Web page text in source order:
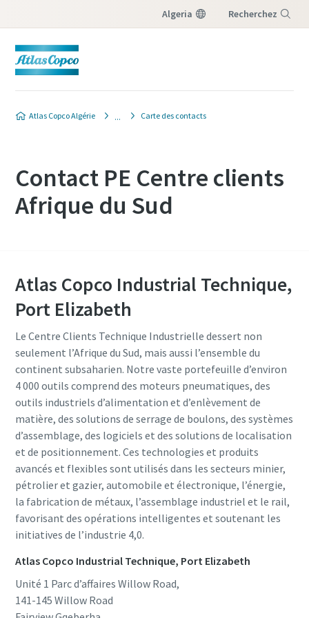
Algeria Recherchez
Atlas Copco Algérie Carte des contacts
Contact PE Centre clients
Afrique du Sud
Atlas Copco Industrial Technique,
Port Elizabeth
Le Centre Clients Technique Industrielle dessert non
seulement l’Afrique du Sud, mais aussi l’ensemble du
continent subsaharien. Notre vaste portefeuille d’environ
4 000 outils comprend des moteurs pneumatiques, des
outils industriels d’alimentation et d’enlèvement de
matière, des solutions de serrage de boulons, des systèmes
d’assemblage, des logiciels et des solutions de localisation
et de positionnement. Ces technologies et produits
avancés et flexibles sont utilisés dans les secteurs minier,
pétrolier et gazier, automobile et électronique, l’énergie,
la fabrication de métaux, l’assemblage industriel et le rail,
favorisant des opérations intelligentes et soutenant les
initiatives de l’industrie 4,0.
Atlas Copco Industrial Technique, Port Elizabeth
Unité 1 Parc d’affaires Willow Road,
141-145 Willow Road